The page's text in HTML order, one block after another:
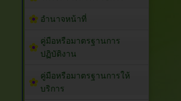
อำนาจหน้าที่
คู่มือหรือมาตรฐานการ
ปฏิบัติงาน
คู่มือหรือมาตรฐานการให้
บริการ